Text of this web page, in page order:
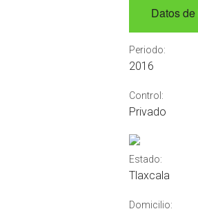
Datos
Periodo:
2016
Control:
Privado
Estado:
Tlaxcala
Domicilio: